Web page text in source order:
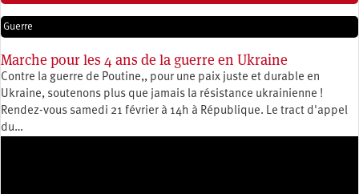
Guerre
Marche pour les 4 ans de la guerre en Ukraine
Contre la guerre de Poutine,, pour une paix juste et durable en
Ukraine, soutenons plus que jamais la résistance ukrainienne !
Rendez-vous samedi 21 février à 14h à République. Le tract d'appel
du…